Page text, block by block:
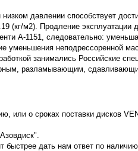
давлении способствует
(кг/м2). Продление эксплуатации
А-1151, следовательно:
уменьшения неподрессоренной
занимались Российские
разламывающим,
или о сроках поставки дисков
быстрее дать нам ответ по